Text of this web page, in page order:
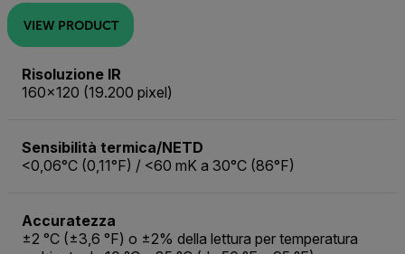
VIEW PRODUCT
Risoluzione IR
160×120 (19.200 pixel)
Sensibilità termica/NETD
<0,06°C (0,11°F) / <60 mK a 30°C (86°F)
Accuratezza
±2 °C (±3,6 °F) o ±2% della lettura per temperatura